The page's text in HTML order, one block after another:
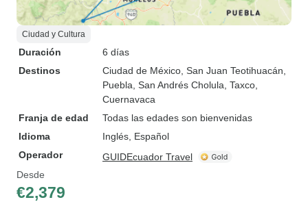
Ciudad y Cultura
Duración
6 días
Destinos
Ciudad de México , San Juan Teotihuacán
Puebla , San Andrés Cholula , Taxco
Cuernavaca
Franja de edad
Todas las edades son bienvenidas
Idioma
Inglés, Español
Operador
GUIDEcuador Travel
Desde
€2,379